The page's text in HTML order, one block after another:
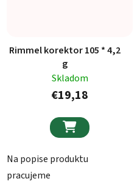
Rimmel korektor 105 * 4,2
g
Skladom
€19,18

Na popise produktu
pracujeme